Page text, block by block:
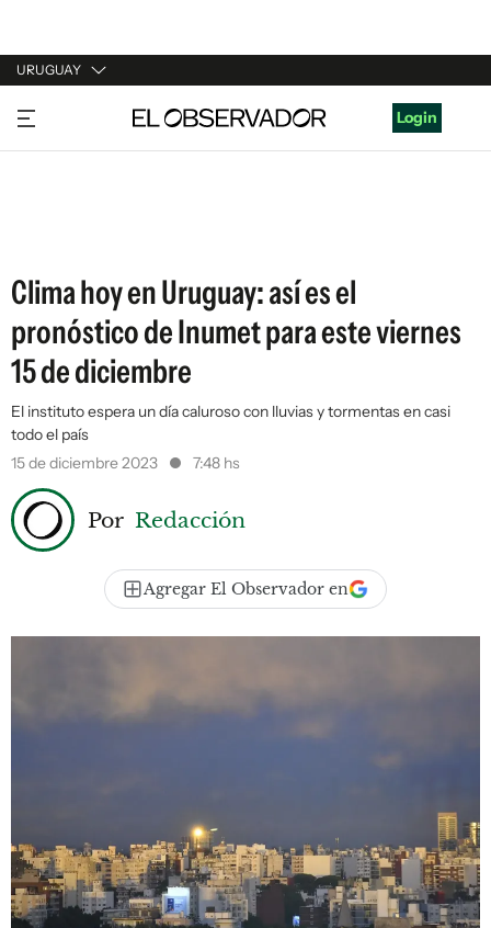
URUGUAY
URUGUAY
ARGENTINA
Login
Clima hoy en Uruguay: así es el
pronóstico de Inumet para este viernes
15 de diciembre
El instituto espera un día caluroso con lluvias y tormentas en casi
todo el país
15 de diciembre 2023
7:48 hs
Por Redacción
Agregar El Observador en